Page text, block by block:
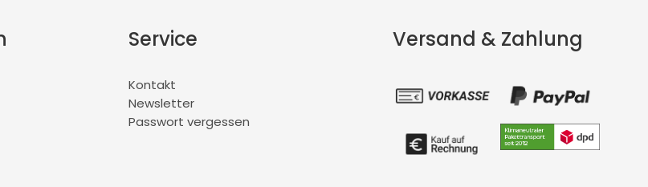
Service
Kontakt
Newsletter
Passwort vergessen
Versand & Zahlung